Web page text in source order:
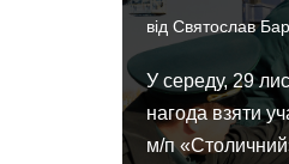
від Святослав
У середу, 29
нагода взяти
м/п